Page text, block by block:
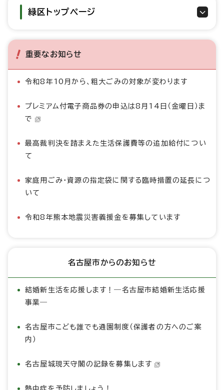
緑区トップページ
重要なお知らせ
令和8年10月から、粗大ごみの対象が変わります
プレミアム付電子商品券の申込は8月14日（金曜日）ま
で
最高裁判決を踏まえた生活保護費等の追加給付につい
て
家庭用ごみ・資源の指定袋に関する臨時措置の延長につ
いて
令和8年熊本地震災害義援金を募集しています
名古屋市からのお知らせ
結婚新生活を応援します！―名古屋市結婚新生活応援
事業―
名古屋市こども誰でも通園制度（保護者の方へのご案
内）
名古屋城現天守閣の記録を募集します